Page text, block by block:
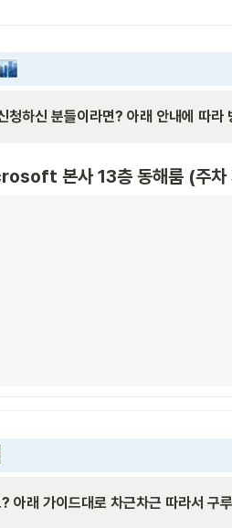
청하신 분들이라면? 아래 안내에 따라
본사 13층 동해룸 (주차
아래 가이드대로 차근차근 따라서 구